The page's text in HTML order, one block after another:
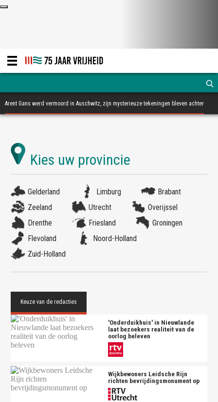
Arent Gans werd vermoord in Auschwitz, zijn mysterieuze tekeningen bleven achter
Gelderland Limburg
Brabant
Zeeland
Utrecht
Overijssel
Drenthe
Friesland
Groningen
Flevoland
Noord-Holland
Zuid-Holland
'Onderduikhuis' in Nieuwlande
laat bezoekers realiteit van de
oorlog beleven
Wijkbewoners Leidsche Rijn
richten bevrijdingsmonument op